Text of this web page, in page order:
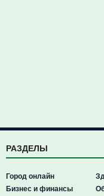
РАЗДЕЛЫ
Город онлайн
Бизнес и финансы